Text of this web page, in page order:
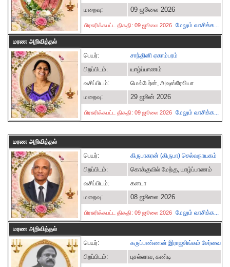
மறைவு:
09 ஜூலை 2026
பிரசுரிக்கபட்ட திகதி: 09 ஜூலை 2026 மேலும் வாசிக்க...
மரண அறிவித்தல்
பெயர்:
சாந்தினி ஏகாம்பரம்
பிறப்பிடம்:
யாழ்ப்பாணம்
வசிப்பிடம்:
மெல்பேர்ன், அவுஸ்ரேலியா
மறைவு:
29 ஜூன் 2026
பிரசுரிக்கபட்ட திகதி: 09 ஜூலை 2026 மேலும் வாசிக்க...
மரண அறிவித்தல்
பெயர்:
கிருபாகரன் (கிருபா) செல்வநாயகம்
பிறப்பிடம்:
கொக்குவில் மேற்கு, யாழ்ப்பாணம்
வசிப்பிடம்:
கனடா
மறைவு:
08 ஜூலை 2026
பிரசுரிக்கபட்ட திகதி: 09 ஜூலை 2026 மேலும் வாசிக்க...
மரண அறிவித்தல்
பெயர்:
கருப்பண்ணன் இராஜசிங்கம் சேர்வை
பிறப்பிடம்:
புசல்லாவ, கண்டி